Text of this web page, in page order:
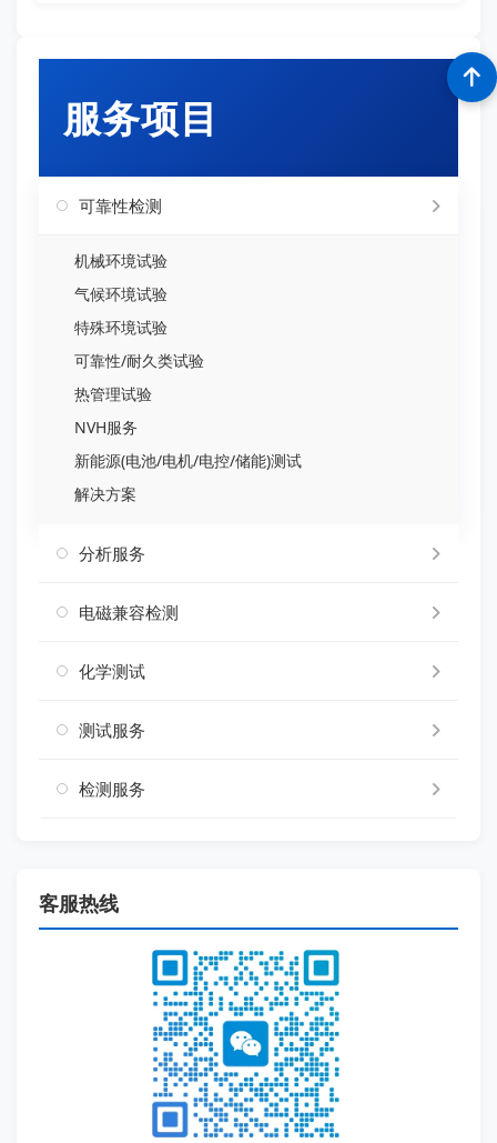
服务项目
可靠性检测
机械环境试验
气候环境试验
特殊环境试验
可靠性/耐久类试验
热管理试验
NVH服务
新能源(电池/电机/电控/储能)测试
解决方案
分析服务
电磁兼容检测
化学测试
测试服务
检测服务
客服热线